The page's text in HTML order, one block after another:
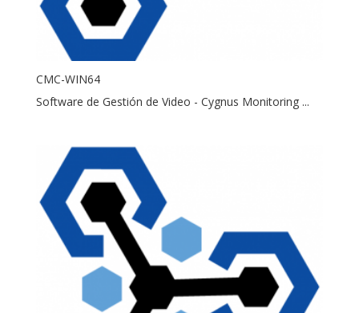
CMC-WIN64
Software de Gestión de Video - Cygnus Monitoring ...